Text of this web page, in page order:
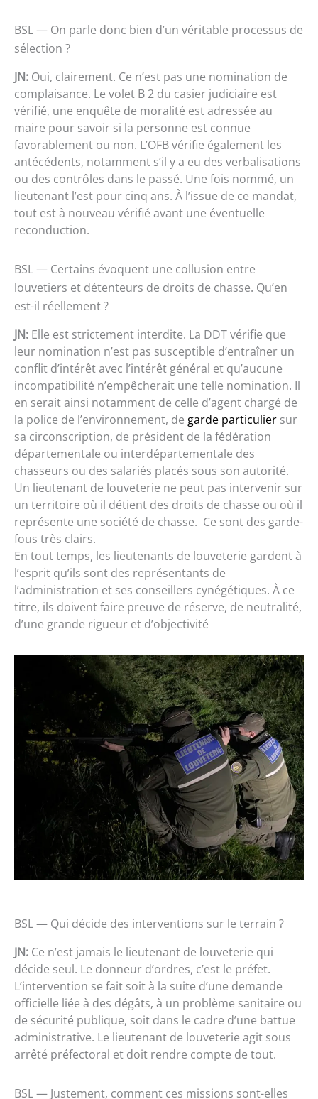
BSL — On parle donc bien d’un véritable processus de
sélection ?
JN: Oui, clairement. Ce n’est pas une nomination de
complaisance. Le volet B 2 du casier judiciaire est
vérifié, une enquête de moralité est adressée au
maire pour savoir si la personne est connue
favorablement ou non. L’OFB vérifie également les
antécédents, notamment s’il y a eu des verbalisations
ou des contrôles dans le passé. Une fois nommé, un
lieutenant l’est pour cinq ans. À l’issue de ce mandat,
tout est à nouveau vérifié avant une éventuelle
reconduction.
BSL — Certains évoquent une collusion entre
louvetiers et détenteurs de droits de chasse. Qu’en
est-il réellement ?
JN: Elle est strictement interdite. La DDT vérifie que
leur nomination n’est pas susceptible d’entraîner un
conflit d’intérêt avec l’intérêt général et qu’aucune
incompatibilité n’empêcherait une telle nomination. Il
en serait ainsi notamment de celle d’agent chargé de
la police de l’environnement, de garde particulier sur
sa circonscription, de président de la fédération
départementale ou interdépartementale des
chasseurs ou des salariés placés sous son autorité.
Un lieutenant de louveterie ne peut pas intervenir sur
un territoire où il détient des droits de chasse ou où il
représente une société de chasse. Ce sont des garde-
fous très clairs.
En tout temps, les lieutenants de louveterie gardent à
l’esprit qu’ils sont des représentants de
l’administration et ses conseillers cynégétiques. À ce
titre, ils doivent faire preuve de réserve, de neutralité,
d’une grande rigueur et d’objectivité
BSL — Qui décide des interventions sur le terrain ?
JN: Ce n’est jamais le lieutenant de louveterie qui
décide seul. Le donneur d’ordres, c’est le préfet.
L’intervention se fait soit à la suite d’une demande
officielle liée à des dégâts, à un problème sanitaire ou
de sécurité publique, soit dans le cadre d’une battue
administrative. Le lieutenant de louveterie agit sous
arrêté préfectoral et doit rendre compte de tout.
BSL — Justement, comment ces missions sont-elles